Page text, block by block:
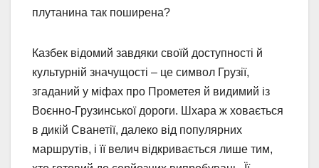
плутанина так поширена?
Казбек відомий завдяки своїй доступності й
культурній значущості – це символ Грузії,
згаданий у міфах про Прометея й видимий із
Воєнно-Грузинської дороги. Шхара ж ховається
в дикій Сванетії, далеко від популярних
маршрутів, і її велич відкривається лише тим,